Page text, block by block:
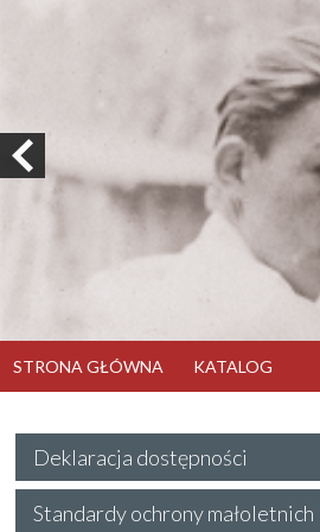
STRONA GŁÓWNA KATALOG
Deklaracja dostępności
Standardy ochrony małoletnich